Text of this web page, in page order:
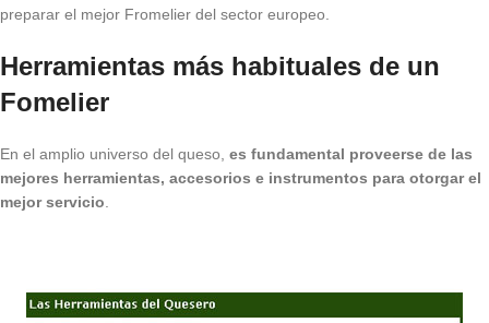
preparar el mejor Fromelier del sector europeo.
Herramientas más habituales de un
Fomelier
En el amplio universo del queso, es fundamental proveerse de las
mejores herramientas, accesorios e instrumentos para otorgar el
mejor servicio